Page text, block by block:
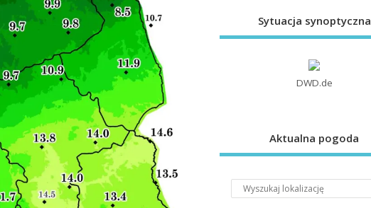
Sytuacja synoptyczna
DWD.de
Aktualna pogoda